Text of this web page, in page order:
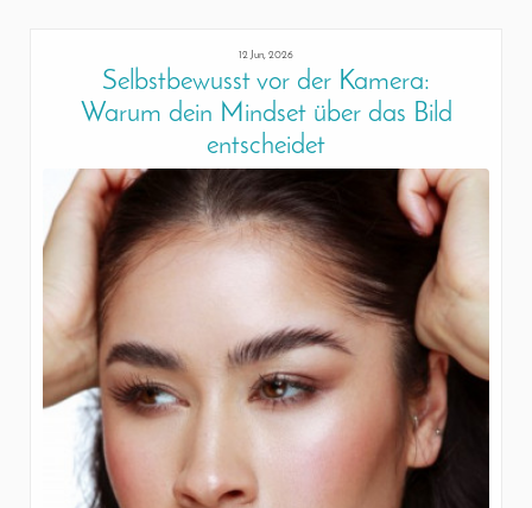
12 Jun, 2026
Selbstbewusst vor der Kamera:
Warum dein Mindset über das Bild
entscheidet